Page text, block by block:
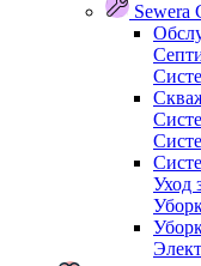
Sewera
Уход